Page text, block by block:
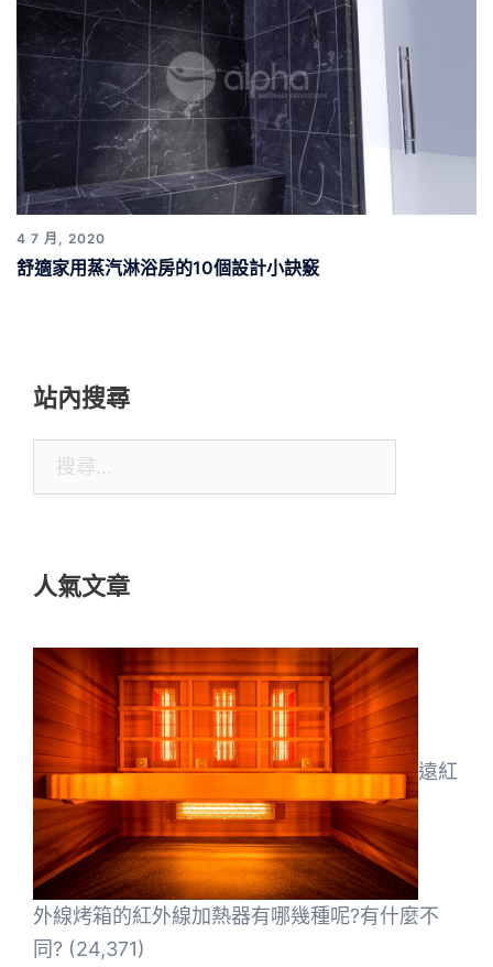
4 7 月, 2020
舒適家用蒸汽淋浴房的10個設計小訣竅
站內搜尋
字:
人氣文章
遠紅
外線烤箱的紅外線加熱器有哪幾種呢?有什麼不
同? (24,371)